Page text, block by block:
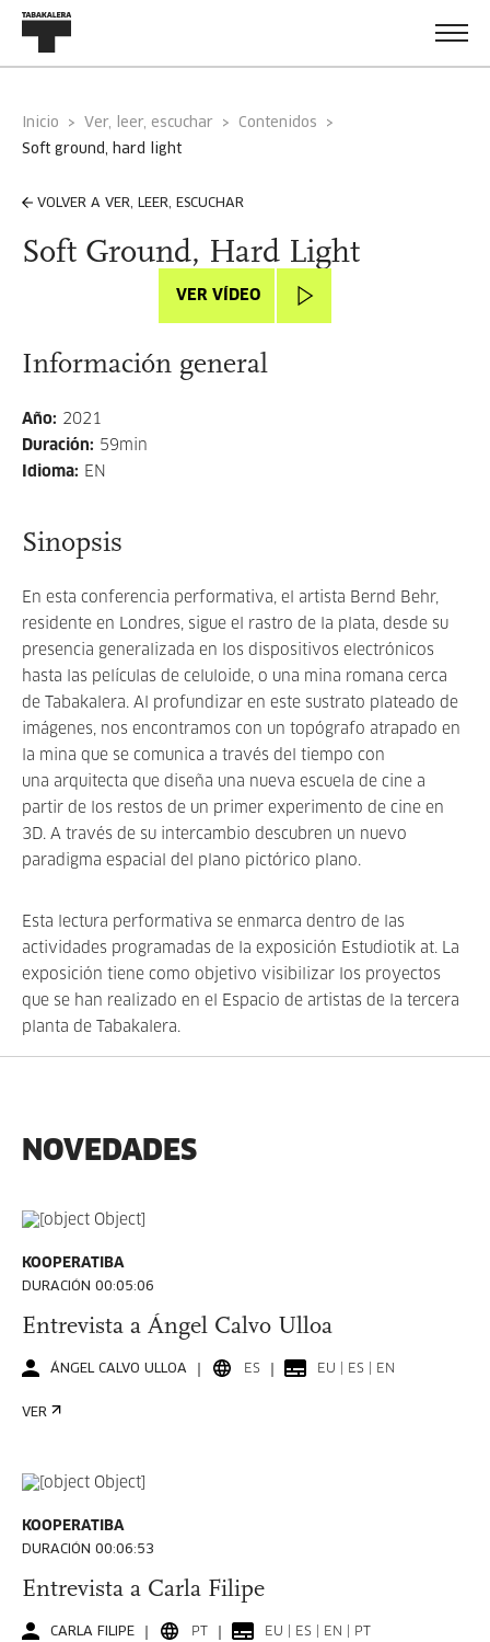
Inicio Ver, leer, escuchar
Contenidos
soft ground, hard light
VOLVER A VER, LEER, ESCUCHAR
Soft Ground, Hard Light
VER VÍDEO
Información general
Año: 2021
Duración: 59min
Idioma: EN
Sinopsis
En esta conferencia performativa, el artista Bernd Behr,
residente en Londres, sigue el rastro de la plata, desde su
presencia generalizada en los dispositivos electrónicos
hasta las películas de celuloide, o una mina romana cerca
de Tabakalera. Al profundizar en este sustrato plateado de
imágenes, nos encontramos con un topógrafo atrapado en
la mina que se comunica a través del tiempo con
una arquitecta que diseña una nueva escuela de cine a
partir de los restos de un primer experimento de cine en
3D. A través de su intercambio descubren un nuevo
paradigma espacial del plano pictórico plano.
Esta lectura performativa se enmarca dentro de las
actividades programadas de la exposición Estudiotik at. La
exposición tiene como objetivo visibilizar los proyectos
que se han realizado en el Espacio de artistas de la tercera
planta de Tabakalera.
NOVEDADES
KOOPERATIBA
DURACIÓN 00:05:06
Entrevista a Ángel Calvo Ulloa
ÁNGEL CALVO ULLOA ES EU | ES | EN
VER
KOOPERATIBA
DURACIÓN 00:06:53
Entrevista a Carla Filipe
CARLA FILIPE PT EU | ES | EN | PT